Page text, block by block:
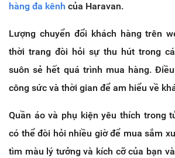
hàng đa kênh của Haravan.
Lượng chuyển đổi khách hàng trên
thời trang đòi hỏi sự thu hút trong
suôn sẻ hết quá trình mua hàng.
công sức và thời gian để am hiểu về
Quần áo và phụ kiện yêu thích trong
có thể đòi hỏi nhiều giờ để mua sắm
tìm màu lý tưởng và kích cỡ của bạn